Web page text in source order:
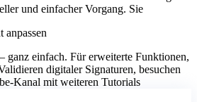
und einfacher Vorgang. Sie
anpassen
ganz einfach. Für erweiterte Funktionen,
digitaler Signaturen, besuchen
Kanal mit weiteren Tutorials